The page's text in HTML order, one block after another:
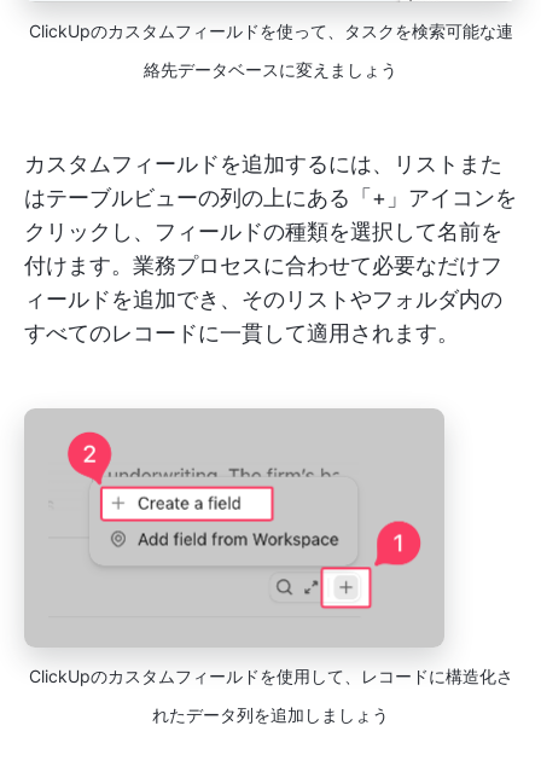
ClickUpのカスタムフィールドを使って、タスクを検索可能な連
絡先データベースに変えましょう
カスタムフィールドを追加するには、リストまた
はテーブルビューの列の上にある「+」アイコンを
クリックし、フィールドの種類を選択して名前を
付けます。業務プロセスに合わせて必要なだけフ
ィールドを追加でき、そのリストやフォルダ内の
すべてのレコードに一貫して適用されます。
ClickUpのカスタムフィールドを使用して、レコードに構造化さ
れたデータ列を追加しましょう